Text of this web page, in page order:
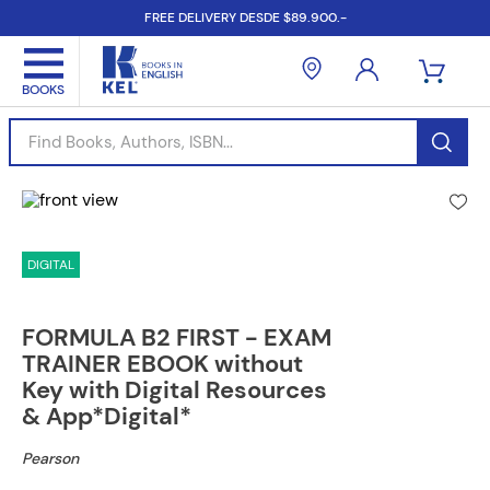
FREE DELIVERY DESDE $89.900.-
Find Books, Authors, ISBN...
DIGITAL
FORMULA B2 FIRST - EXAM
TRAINER EBOOK without
Key with Digital Resources
& App*Digital*
Pearson